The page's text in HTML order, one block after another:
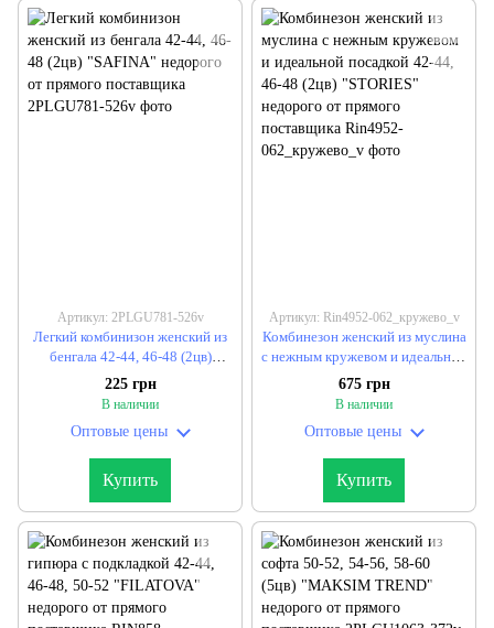
Артикул: 2PLGU781-526v
Легкий комбинизон женский из
бенгала 42-44, 46-48 (2цв)
"SAFINA" недорого от прямого
поставщика
225 грн
В наличии
Оптовые цены
Купить
Артикул: Rin4952-062_кружево_v
Комбинезон женский из муслина
с нежным кружевом и идеальной
посадкой 42-44, 46-48 (2цв)
"STORIES" недорого от прямого
675 грн
В наличии
Оптовые цены
Купить